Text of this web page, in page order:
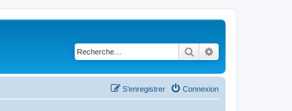
Rechercher
Connexion
S’enregistrer